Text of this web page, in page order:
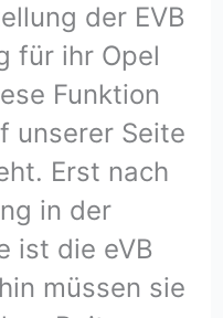
der EVB
für ihr Opel
Funktion
unserer Seite
Erst nach
in der
ist die eVB
müssen sie